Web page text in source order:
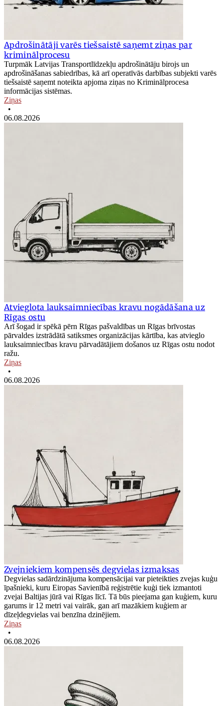
Apdrošinātāji varēs tiešsaistē saņemt ziņas par
kriminālprocesu
Turpmāk Latvijas Transportlīdzekļu apdrošinātāju birojs un
apdrošināšanas sabiedrības, kā arī operatīvās darbības subjekti varēs
tiešsaistē saņemt noteikta apjoma ziņas no Kriminālprocesa
informācijas sistēmas.
Ziņas
•
06.08.2026
Atvieglota lauksaimniecības kravu nogādāšana uz
Rīgas ostu
Arī šogad ir spēkā pērn Rīgas pašvaldības un Rīgas brīvostas
pārvaldes izstrādātā satiksmes organizācijas kārtība, kas atvieglo
lauksaimniecības kravu pārvadātājiem došanos uz Rīgas ostu nodot
ražu.
Ziņas
•
06.08.2026
Zvejniekiem kompensēs degvielas izmaksas
Degvielas sadārdzinājuma kompensācijai var pieteikties zvejas kuģu
īpašnieki, kuru Eiropas Savienībā reģistrētie kuģi tiek izmantoti
zvejai Baltijas jūrā vai Rīgas līcī. Tā būs pieejama gan kuģiem, kuru
garums ir 12 metri vai vairāk, gan arī mazākiem kuģiem ar
dīzeļdegvielas vai benzīna dzinējiem.
Ziņas
•
06.08.2026